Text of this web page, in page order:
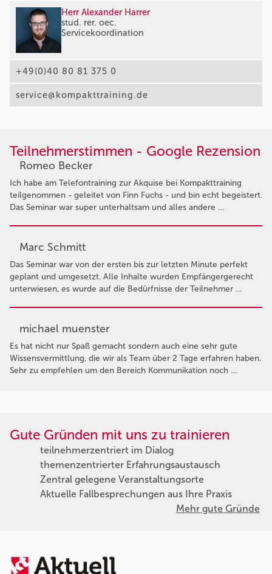
Herr Alexander Harrer
stud. rer. oec.
Servicekoordination
+49(0)40 80 81 375 0
service@kompakttraining.de
Teilnehmerstimmen - Google Rezension
Romeo Becker
Ich habe am Telefontraining zur Akquise bei Kompakttraining
teilgenommen - geleitet von Finn Fuchs - und bin echt begeistert.
Das Seminar war super unterhaltsam und alles andere …
Marc Schmitt
Das Seminar war von der ersten bis zur letzten Minute perfekt
geplant und umgesetzt. Alle Inhalte wurden Empfängergerecht
unterwiesen, es wurde auf die Bedürfnisse der Teilnehmer …
michael muenster
Es hat nicht nur Spaß gemacht sondern auch eine sehr gute
Wissensvermittlung, die wir als Team über 2 Tage erfahren haben.
Sehr zu empfehlen um den Bereich Kommunikation noch …
Gute Gründen mit uns zu trainieren
teilnehmerzentriert im Dialog
themenzentrierter Erfahrungsaustausch
Zentral gelegene Veranstaltungsorte
Aktuelle Fallbesprechungen aus Ihre Praxis
Mehr gute Gründe